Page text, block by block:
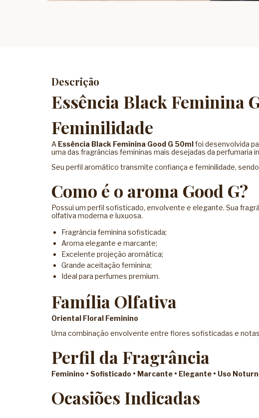
Descrição
Essência Black Feminina
Feminilidade
A Essência Black Feminina Good G 50mlfoi desenvolvida
uma das fragrâncias femininas mais desejadas da perfumaria
Seu perfil aromático transmite confiança e feminilidade,
Como é o aroma Good G?
Possui um perfil sofisticado, envolvente e elegante. Sua
olfativa moderna e luxuosa.
Fragrância feminina sofisticada;
Aroma elegante e marcante;
Excelente projeção aromática;
Grande aceitação feminina;
Ideal para perfumes premium.
Família Olfativa
Oriental Floral Feminino
Uma combinação envolvente entre flores sofisticadas e
Perfil da Fragrância
Feminino • Sofisticado • Marcante • Elegante • Uso
Ocasiões Indicadas